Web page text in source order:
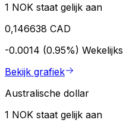
1 NOK staat gelijk aan
0,146638 CAD
-0.0014 (0.95%) Wekelijks
Bekijk grafiek
Australische dollar
1 NOK staat gelijk aan